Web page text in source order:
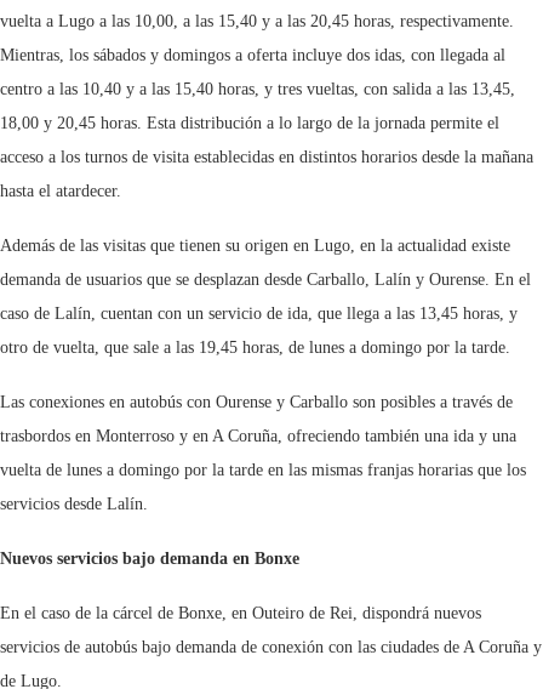
vuelta a Lugo a las 10,00, a las 15,40 y a las 20,45 horas, respectivamente.
Mientras, los sábados y domingos a oferta incluye dos idas, con llegada al
centro a las 10,40 y a las 15,40 horas, y tres vueltas, con salida a las 13,45,
18,00 y 20,45 horas. Esta distribución a lo largo de la jornada permite el
acceso a los turnos de visita establecidas en distintos horarios desde la mañana
hasta el atardecer.
Además de las visitas que tienen su origen en Lugo, en la actualidad existe
demanda de usuarios que se desplazan desde Carballo, Lalín y Ourense. En el
caso de Lalín, cuentan con un servicio de ida, que llega a las 13,45 horas, y
otro de vuelta, que sale a las 19,45 horas, de lunes a domingo por la tarde.
Las conexiones en autobús con Ourense y Carballo son posibles a través de
trasbordos en Monterroso y en A Coruña, ofreciendo también una ida y una
vuelta de lunes a domingo por la tarde en las mismas franjas horarias que los
servicios desde Lalín.
Nuevos servicios bajo demanda en Bonxe
En el caso de la cárcel de Bonxe, en Outeiro de Rei, dispondrá nuevos
servicios de autobús bajo demanda de conexión con las ciudades de A Coruña y
de Lugo.